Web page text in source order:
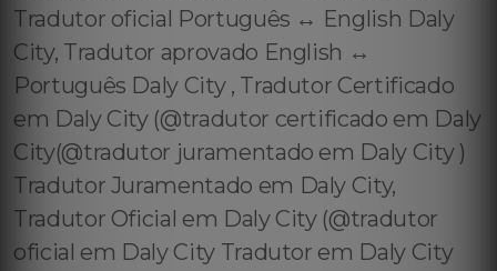
Tradutor oficial Português ↔️ English Daly
City, Tradutor aprovado English ↔️
Português Daly City , Tradutor Certificado
em Daly City (@tradutor certificado em Daly
City(@tradutor juramentado em Daly City )
Tradutor Juramentado em Daly City,
Tradutor Oficial em Daly City (@tradutor
oficial em Daly City Tradutor em Daly City